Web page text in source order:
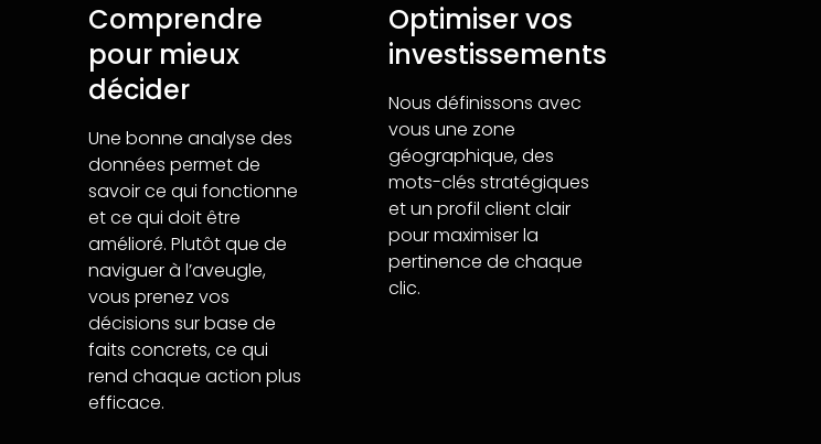
Comprendre
pour mieux
décider
Une bonne analyse des
données permet de
savoir ce qui fonctionne
et ce qui doit être
amélioré. Plutôt que de
naviguer à l’aveugle,
vous prenez vos
décisions sur base de
faits concrets, ce qui
rend chaque action plus
efficace.
Optimiser vos
investissements
Nous définissons avec
vous une zone
géographique, des
mots-clés stratégiques
et un profil client clair
pour maximiser la
pertinence de chaque
clic.